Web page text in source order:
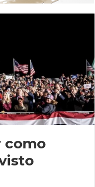
como